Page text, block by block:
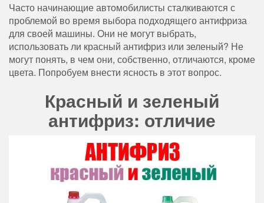
Часто начинающие автомобилисты сталкиваются с
проблемой во время выбора подходящего антифриза
для своей машины. Они не могут выбрать,
использовать ли красный антифриз или зеленый? Не
могут понять, в чем они, собственно, отличаются, кроме
цвета. Попробуем внести ясность в этот вопрос.
Красный и зеленый
антифриз: отличие